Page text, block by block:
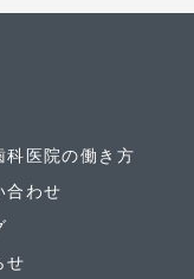
科医院の働き方
合わせ
せ